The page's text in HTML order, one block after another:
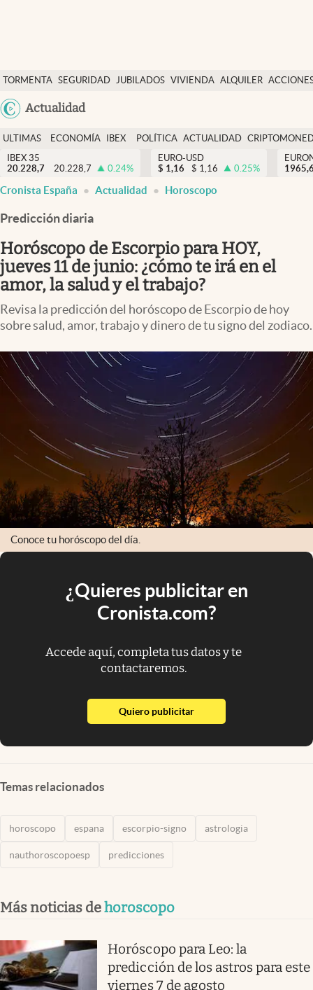
TORMENTA SEGURIDAD JUBILADOS VIVIENDA ALQUILER
USA
Actualidad
Economía y finanzas
Política
Actualidad
Criptomonedas
España
ULTIMAS
NOTICIAS
ECONOMÍA
FINANZAS
IBEX
EURO
POLÍTICA ACTUALIDAD
IBEX 35
20.228,7
20.228,7 0.24%
EURO-USD
$ 1,16 $ 1,16 0.25%
Cronista España Actualidad Horoscopo
Predicción diaria
Horóscopo de Escorpio para HOY,
jueves 11 de junio: ¿cómo te irá en el
amor, la salud y el trabajo?
Revisa la predicción del horóscopo de Escorpio de hoy
sobre salud, amor, trabajo y dinero de tu signo del zodiaco.
Conoce tu horóscopo del día.
¿Quieres publicitar en
Cronista.com?
Accede aquí, completa tus datos y te
contactaremos.
Quiero publicitarabre en nueva pestaña
Temas relacionados
horoscopo espana escorpio-signo astrologia
nauthoroscopoesp predicciones
Más noticias dehoroscopo
Horóscopo para Leo: la
predicción de los astros para este
viernes 7 de agosto